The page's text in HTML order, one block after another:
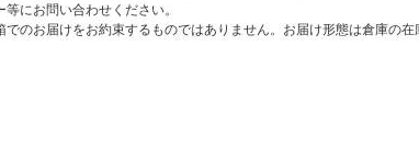
にお問い合わせください。
のお届けをお約束するものではありません。お届け形態は倉庫の